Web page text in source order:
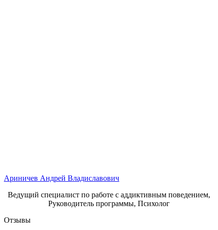
Ариничев Андрей Владиславович
Ведущий специалист по работе с аддиктивным поведением,
Руководитель программы, Психолог
Отзывы